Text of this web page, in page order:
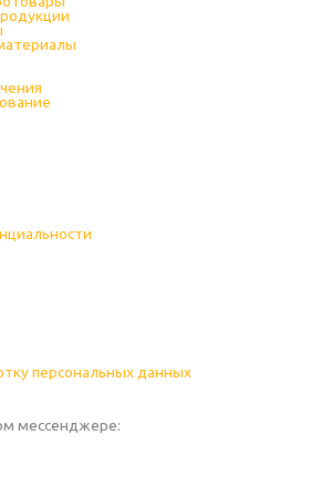
персональных данных
месcенджере: